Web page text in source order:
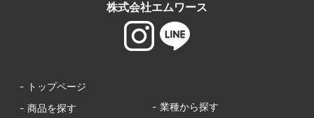
株式会社エムワース
- トップページ
- 商品を探す
- 業種から探す